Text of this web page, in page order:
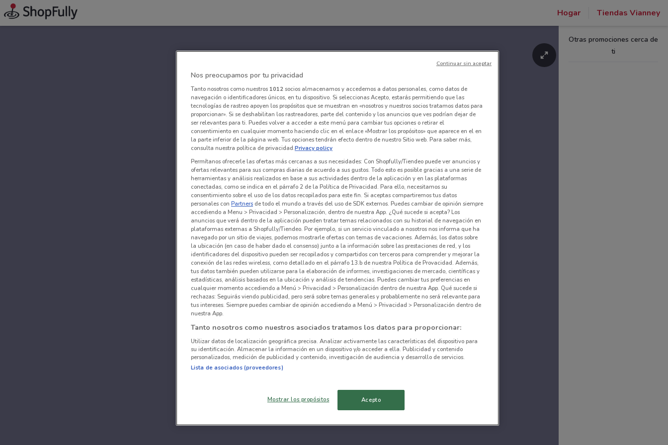
Hogar Tiendas Vianney
Otras promociones cerca de
ti
Nos preocupamos por tu privacidad
Tanto nosotros como nuestros 1012socios almacenamos y accedemos a datos personales, como datos de
navegación o identificadores únicos, en tu dispositivo. Si seleccionas Acepto, estarás permitiendo que las
tecnologías de rastreo apoyen los propósitos que se muestran en «nosotros y nuestros socios tratamos datos para
proporcionar». Si se deshabilitan los rastreadores, parte del contenido y los anuncios que ves podrían dejar de
ser relevantes para ti. Puedes volver a acceder a este menú para cambiar tus opciones o retirar el
consentimiento en cualquier momento haciendo clic en el enlace «Mostrar los propósitos» que aparece en el en
la parte inferior de la página web. Tus opciones tendrán efecto dentro de nuestro Sitio web. Para saber más,
consulta nuestra política de privacidad.Privacy policy
Permítanos ofrecerle las ofertas más cercanas a sus necesidades: Con Shopfully/Tiendeo puede ver anuncios y
ofertas relevantes para sus compras diarias de acuerdo a sus gustos. Todo esto es posible gracias a una serie de
herramientas y análisis realizados en base a sus actividades dentro de la aplicación y en las plataformas
conectadas, como se indica en el párrafo 2 de la Política de Privacidad. Para ello, necesitamos su
consentimiento sobre el uso de los datos recopilados para este fin. Si aceptas compartiremos tus datos
personales con Partners de todo el mundo a través del uso de SDK externos. Puedes cambiar de opinión siempre
accediendo a Menu > Privacidad > Personalización, dentro de nuestra App. ¿Qué sucede si acepta? Los
anuncios que verá dentro de la aplicación pueden tratar temas relacionados con su historial de navegación en
plataformas externas a Shopfully/Tiendeo. Por ejemplo, si un servicio vinculado a nosotros nos informa que ha
navegado por un sitio de viajes, podemos mostrarle ofertas con temas de vacaciones. Además, los datos sobre
la ubicación (en caso de haber dado el consenso) junto a la información sobre las prestaciones de red, y los
identificadores del dispositivo pueden ser recopilados y compartidos con terceros para comprender y mejorar la
conexión de las redes wireless, como detallado en el párrafo 13.b de nuestra Política de Provacidad. Además,
tus datos también pueden utilizarse para la elaboración de informes, investigaciones de mercado, científicas y
estadísticas, análisis basados en la ubicación y análisis de tendencias. Puedes cambiar tus preferencias en
cualquier momento accediendo a Menú > Privacidad > Personalización dentro de nuestra App. Qué sucede si
rechazas: Seguirás viendo publicidad, pero será sobre temas generales y probablemente no será relevante para
tus intereses. Siempre puedes cambiar de opinión accediendo a Menú > Privacidad > Personalización dentro de
nuestra App.
Tanto nosotros como nuestros asociados tratamos los datos para proporcionar:
Utilizar datos de localización geográfica precisa. Analizar activamente las características del dispositivo para
su identificación. Almacenar la información en un dispositivo y/o acceder a ella. Publicidad y contenido
personalizados, medición de publicidad y contenido, investigación de audiencia y desarrollo de servicios.
Lista de asociados (proveedores)
Mostrar los propósitos Acepto
Continuar sin aceptar